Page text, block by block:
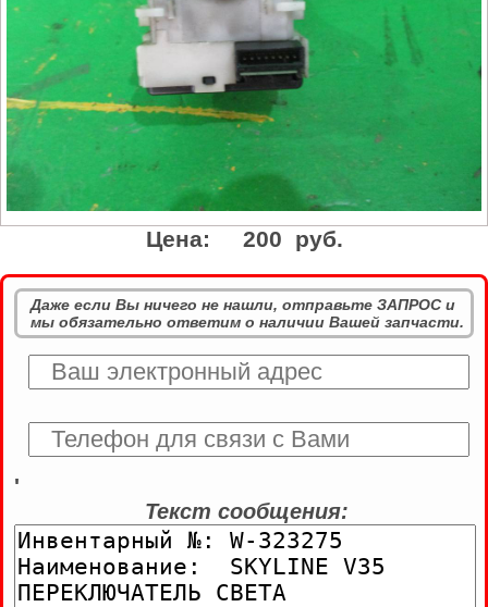
Цена: 200 руб.
Даже если Вы ничего не нашли, отправьте ЗАПРОС и
мы обязательно ответим о наличии Вашей запчасти.
'
Текст сообщения: